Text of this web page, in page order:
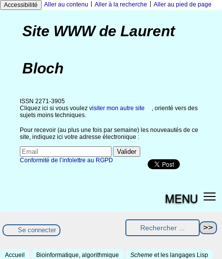
Accessibilité Aller au contenu Aller à la recherche Aller au pied de page
Site WWW de Laurent
Bloch
ISSN 2271-3905
Cliquez ici si vous voulez visiter mon autre site
, orienté vers des
sujets moins techniques.
Pour recevoir (au plus une fois par semaine) les nouveautés de ce
site, indiquez ici votre adresse électronique :
Conformité de l’infolettre au RGPD
MENU
Se connecter
Accueil Bioinformatique, algorithmique Scheme et les langages Lisp